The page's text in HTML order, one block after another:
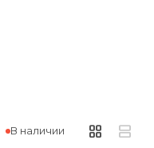
В наличии